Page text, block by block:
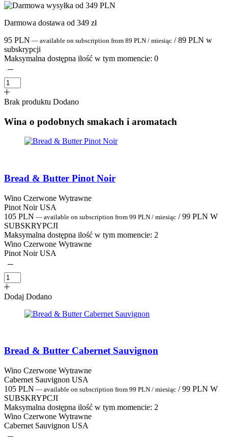
Darmowa dostawa od 349 zł
95 PLN — available on subscription from 89 PLN / miesiąc /89 PLN w
subskrypcji
Maksymalna dostępna ilość w tym momencie: 0
Brak produktu Dodano
Wina o podobnych smakach i aromatach
Bread & Butter Pinot Noir
Wino Czerwone Wytrawne
Pinot Noir USA
105 PLN — available on subscription from 99 PLN / miesiąc / 99 PLN W
SUBSKRYPCJI
Maksymalna dostępna ilość w tym momencie: 2
Wino Czerwone Wytrawne
Pinot Noir USA
Dodaj Dodano
Bread & Butter Cabernet Sauvignon
Wino Czerwone Wytrawne
Cabernet Sauvignon USA
105 PLN — available on subscription from 99 PLN / miesiąc / 99 PLN W
SUBSKRYPCJI
Maksymalna dostępna ilość w tym momencie: 2
Wino Czerwone Wytrawne
Cabernet Sauvignon USA